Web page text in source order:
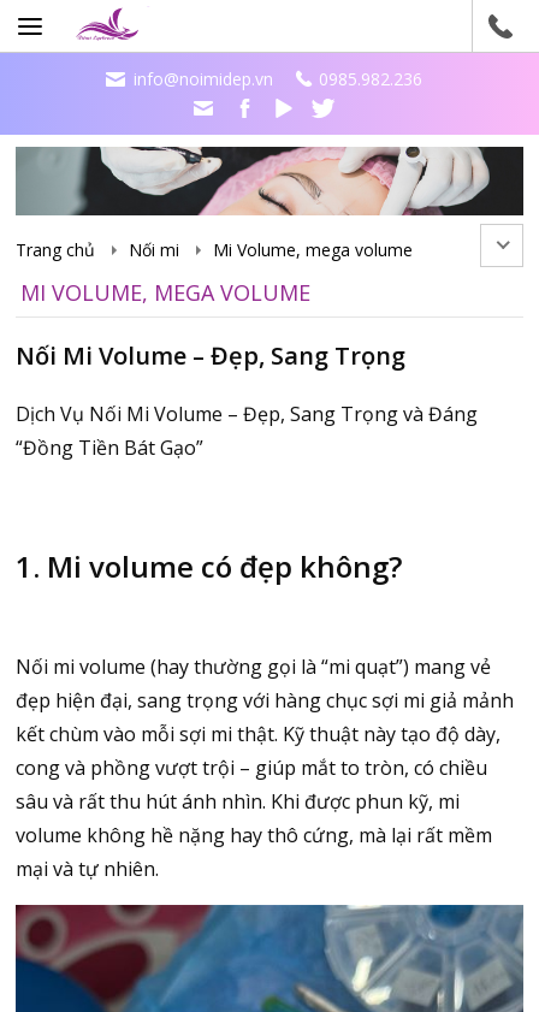
info@noimidep.vn 0985.982.236
Trang chủ Nối mi Mi Volume, mega volume
MI VOLUME, MEGA VOLUME
Nối Mi Volume – Đẹp, Sang Trọng
Dịch Vụ Nối Mi Volume – Đẹp, Sang Trọng và Đáng
“Đồng Tiền Bát Gạo”
1. Mi volume có đẹp không?
Nối mi volume (hay thường gọi là “mi quạt”) mang vẻ
đẹp hiện đại, sang trọng với hàng chục sợi mi giả mảnh
kết chùm vào mỗi sợi mi thật. Kỹ thuật này tạo độ dày,
cong và phồng vượt trội – giúp mắt to tròn, có chiều
sâu và rất thu hút ánh nhìn. Khi được phun kỹ, mi
volume không hề nặng hay thô cứng, mà lại rất mềm
mại và tự nhiên.